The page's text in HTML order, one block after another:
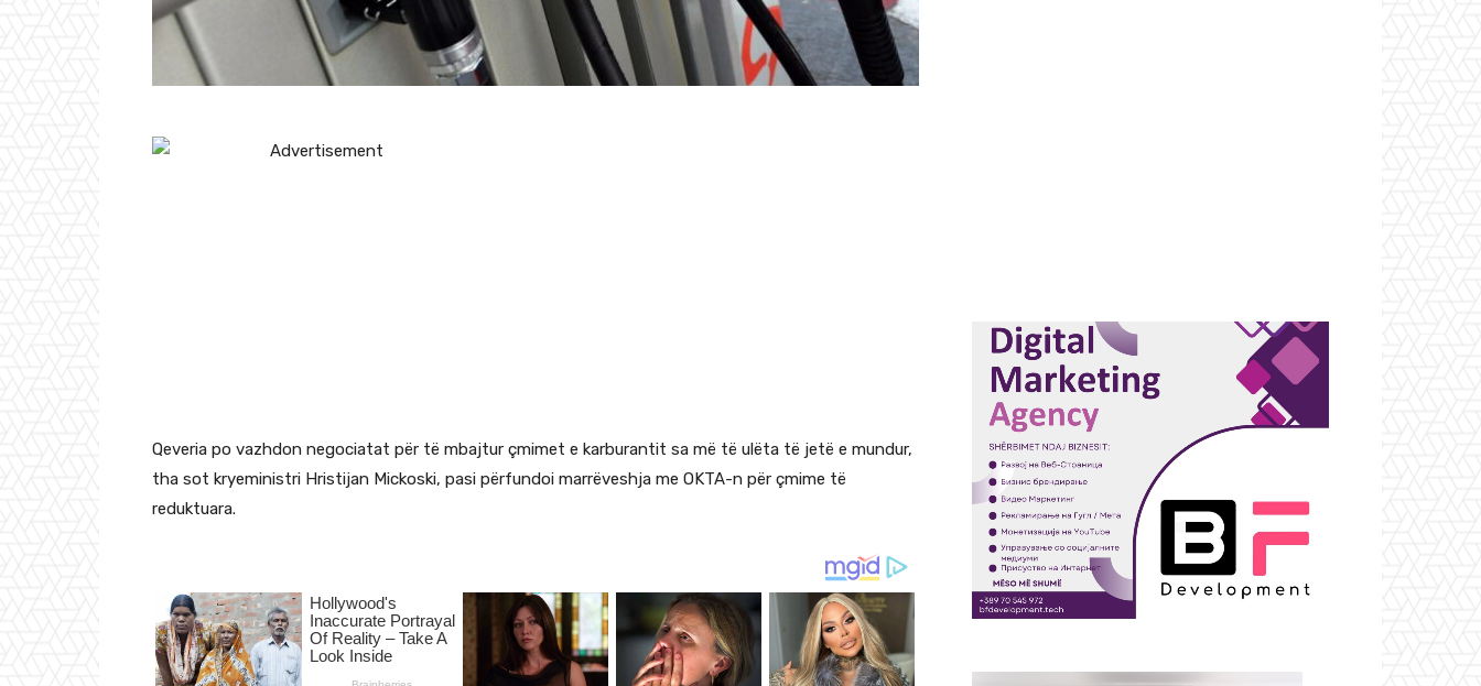
Qeveria po vazhdon negociatat për të mbajtur çmimet e karburantit sa më të ulëta të jetë e mundur,
tha sot kryeministri Hristijan Mickoski, pasi përfundoi marrëveshja me OKTA-n për çmime të
reduktuara.